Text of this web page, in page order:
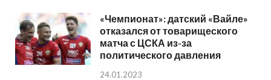
«Чемпионат»: датский «Вайле»
отказался от товарищеского
матча с ЦСКА из-за
политического давления
24.01.2023